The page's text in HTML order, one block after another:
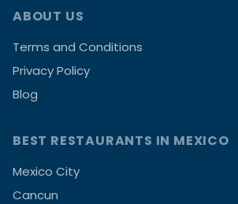
ABOUT US
Terms and Conditions
Privacy Policy
Blog
BEST RESTAURANTS IN MEXICO
Mexico City
Cancun